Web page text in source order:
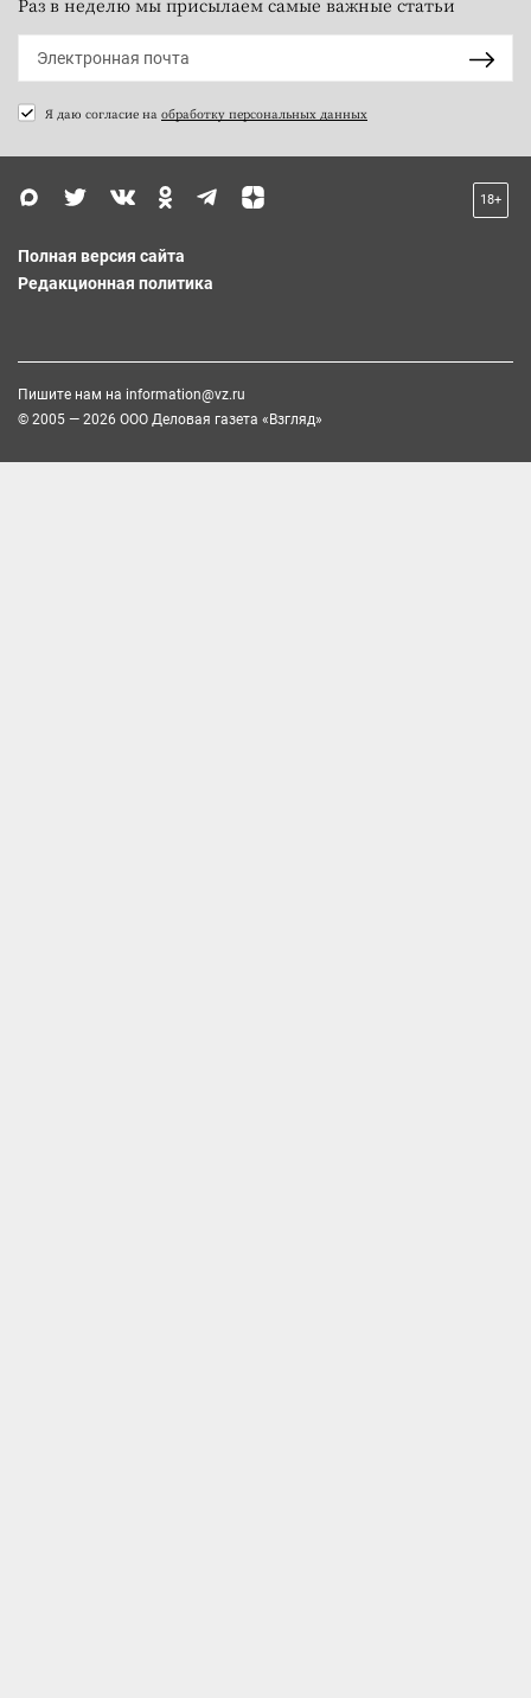
Я даю согласие на обработку персональных данных
18+
Полная версия сайта
Редакционная политика
Пишите нам на information@vz.ru
© 2005 — 2026 ООО Деловая газета «Взгляд»